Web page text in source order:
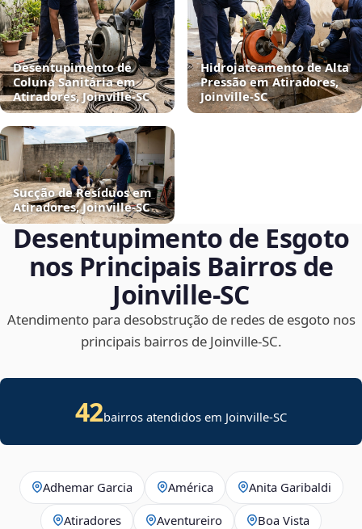
Desentupimento de
Coluna Sanitária em
Atiradores, Joinville‑SC
Hidrojateamento de Alta
Pressão em Atiradores,
Joinville‑SC
Sucção de Resíduos em
Atiradores, Joinville‑SC
Desentupimento de Esgoto
nos Principais Bairros de
Joinville‑SC
Atendimento para desobstrução de redes de esgoto nos
principais bairros de Joinville‑SC.
42bairros atendidos em Joinville-SC
Adhemar Garcia América Anita Garibaldi
Atiradores Aventureiro Boa Vista